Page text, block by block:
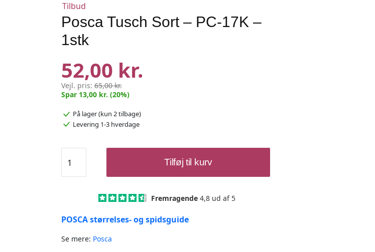
Tilbud
Posca Tusch Sort – PC-17K –
1stk
52,00 kr.
Vejl. pris:65,00 kr.
Spar 13,00 kr. (20%)
På lager(kun 2 tilbage)
Levering 1-3 hverdage
Tusch
Sort
-
1stk
Tilføj til kurv
Fremragende4,8 ud af 5
POSCA størrelses- og spidsguide
Se mere: Posca